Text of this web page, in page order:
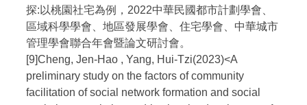
探:以桃園社宅為例，2022中華民國都市計劃學會、
區域科學學會、地區發展學會、住宅學會、中華城市
管理學會聯合年會暨論文研討會。
[9]Cheng, Jen-Hao , Yang, Hui-Tzi(2023)<A
preliminary study on the factors of community
facilitation of social network formation and social